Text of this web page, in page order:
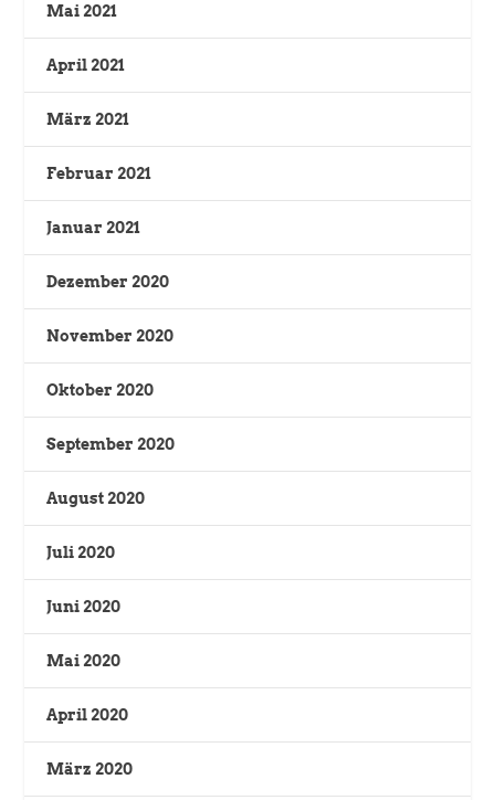
Mai 2021
April 2021
März 2021
Februar 2021
Januar 2021
Dezember 2020
November 2020
Oktober 2020
September 2020
August 2020
Juli 2020
Juni 2020
Mai 2020
April 2020
März 2020